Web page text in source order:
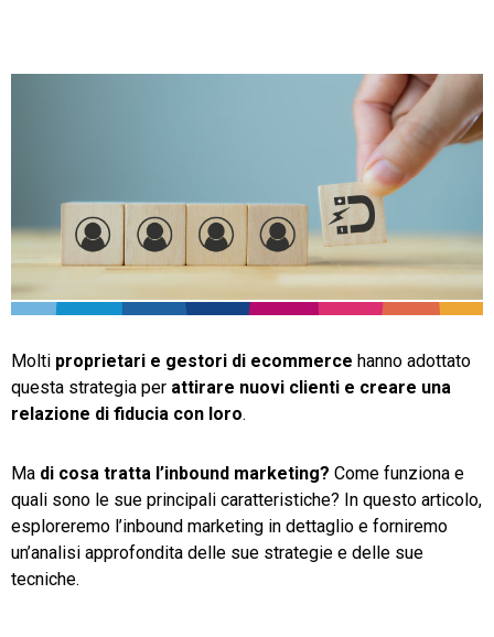
Fatturazione
Trust Services
TeamSystem Corporate
Molti proprietari e gestori di ecommerce hanno adottato
questa strategia per attirare nuovi clienti e creare una
relazione di fiducia con loro.
Ma di cosa tratta l’inbound marketing? Come funziona e
quali sono le sue principali caratteristiche? In questo articolo,
esploreremo l’inbound marketing in dettaglio e forniremo
un’analisi approfondita delle sue strategie e delle sue
tecniche.